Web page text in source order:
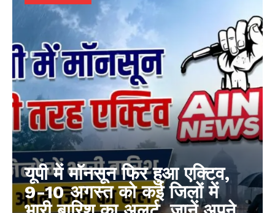
यूपी में मॉनसून फिर हुआ एक्टिव,
9-10 अगस्त को कई जिलों में